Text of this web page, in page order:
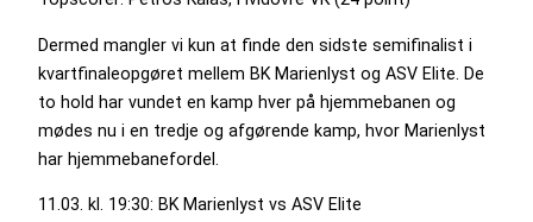
Dermed mangler vi kun at finde den sidste semifinalist i
kvartfinaleopgøret mellem BK Marienlyst og ASV Elite. De
to hold har vundet en kamp hver på hjemmebanen og
mødes nu i en tredje og afgørende kamp, hvor Marienlyst
har hjemmebanefordel.
11.03. kl. 19:30: BK Marienlyst vs ASV Elite